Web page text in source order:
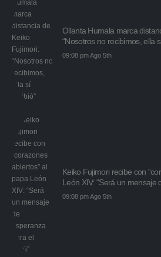
Ollanta Humala marca
“Nosotros no recibimos, ella
09:08 pm Ago 5th
Keiko Fujimori recibe con
León XIV: “Será un mensaje
09:08 pm Ago 5th